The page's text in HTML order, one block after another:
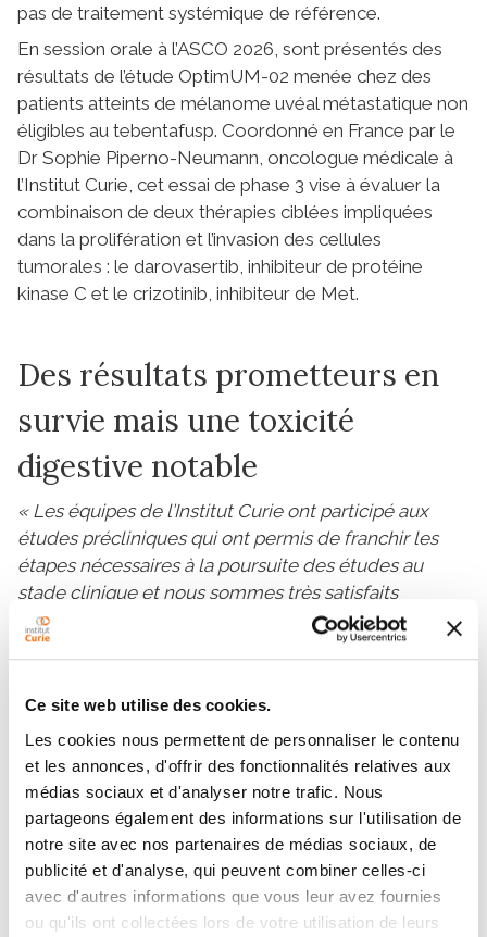
Ce site web utilise des cookies.
Les cookies nous permettent de personnaliser le contenu
et les annonces, d'offrir des fonctionnalités relatives aux
médias sociaux et d'analyser notre trafic. Nous
partageons également des informations sur l'utilisation de
notre site avec nos partenaires de médias sociaux, de
publicité et d'analyse, qui peuvent combiner celles-ci
avec d'autres informations que vous leur avez fournies
ou qu'ils ont collectées lors de votre utilisation de leurs
pas de traitement systémique de référence.
En session orale à l’ASCO 2026, sont présentés des
résultats de l’étude OptimUM-02 menée chez des
patients atteints de mélanome uvéal métastatique non
éligibles au tebentafusp. Coordonné en France par le
Dr Sophie Piperno-Neumann, oncologue médicale à
l’Institut Curie, cet essai de phase 3 vise à évaluer la
combinaison de deux thérapies ciblées impliquées
dans la prolifération et l’invasion des cellules
tumorales : le darovasertib, inhibiteur de protéine
kinase C et le crizotinib, inhibiteur de Met.
Des résultats prometteurs en
survie mais une toxicité
digestive notable
« Les équipes de l’Institut Curie ont participé aux
études précliniques qui ont permis de franchir les
étapes nécessaires à la poursuite des études au
stade clinique et nous sommes très satisfaits
aujourd’hui de pouvoir présenter les premiers
résultats d’efficacité et de sécurité de l’étude
Neumann.L’objectif principal de la partie phase 2
résultats rapportent une survie sans progression
médiane de 7 mois, soit le double de celle
obtenue avec n’importe quel autre médicament
dans cette situation.
« Les données préliminaires de survie globale
montrent à ce stade une tendance à l’amélioration
mais il faudra attendre les résultats plus matures de